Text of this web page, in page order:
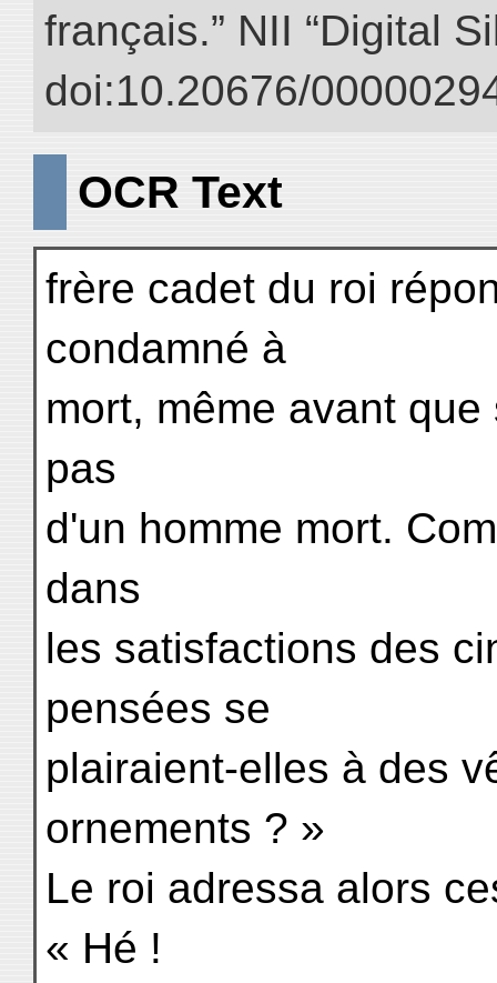
français.” NII “Digital
doi:10.20676/
OCR Text
frère cadet du roi
condamné à
mort, même avant
pas
d'un homme mort.
dans
les satisfactions des
pensées se
plairaient-elles à des
ornements ? »
Le roi adressa alors
« Hé !